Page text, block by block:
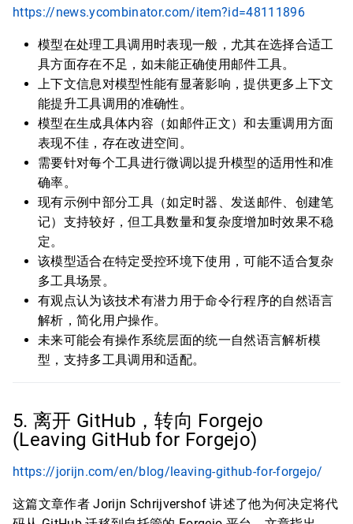
https://news.ycombinator.com/item?id=48111896
模型在处理工具调用时表现一般，尤其在选择合适工
具方面存在不足，如未能正确使用邮件工具。
上下文信息对模型性能有显著影响，提供更多上下文
能提升工具调用的准确性。
模型在生成具体内容（如邮件正文）和去重调用方面
表现不佳，存在改进空间。
需要针对每个工具进行微调以提升模型的适用性和准
确率。
现有示例中部分工具（如定时器、发送邮件、创建笔
记）支持较好，但工具数量和复杂度增加时效果不稳
定。
该模型适合在特定受控环境下使用，可能不适合复杂
多工具场景。
有观点认为该技术有潜力用于命令行程序的自然语言
解析，简化用户操作。
未来可能会有操作系统层面的统一自然语言解析模
型，支持多工具调用和适配。
5. 离开 GitHub，转向 Forgejo
(Leaving GitHub for Forgejo)
https://jorijn.com/en/blog/leaving-github-for-forgejo/
这篇文章作者 Jorijn Schrijvershof 讲述了他为何决定将代